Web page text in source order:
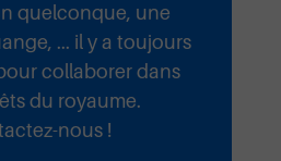
quelconque, une
... il y a toujours
collaborer dans
du royaume.
nous !